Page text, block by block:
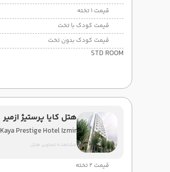
قیمت 1 تخته
قیمت کودک با تخت
قیمت کودک بدون تخت
STD ROOM
هتل کایا پرستیژ ازمیر
Kaya Prestige Hotel Izmir
مشاهده تصاویر هتل
قیمت 2 تخته